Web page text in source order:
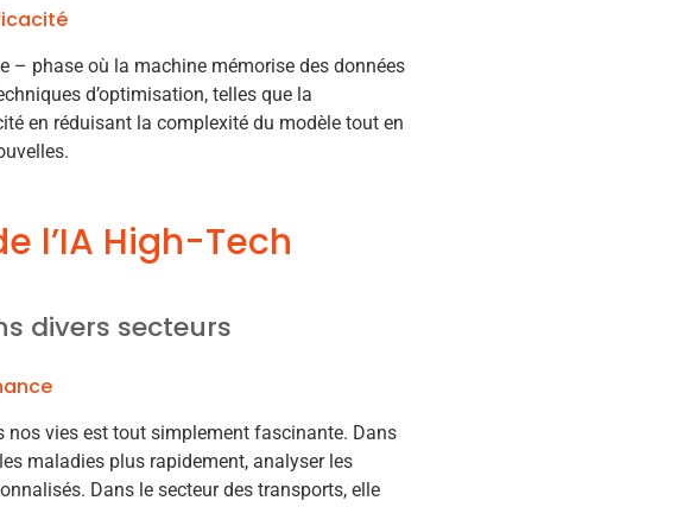
– phase où la machine mémorise des données
d’optimisation, telles que la
en réduisant la complexité du modèle tout en
l’IA High-Tech
divers secteurs
nos vies est tout simplement fascinante. Dans
maladies plus rapidement, analyser les
Dans le secteur des transports, elle